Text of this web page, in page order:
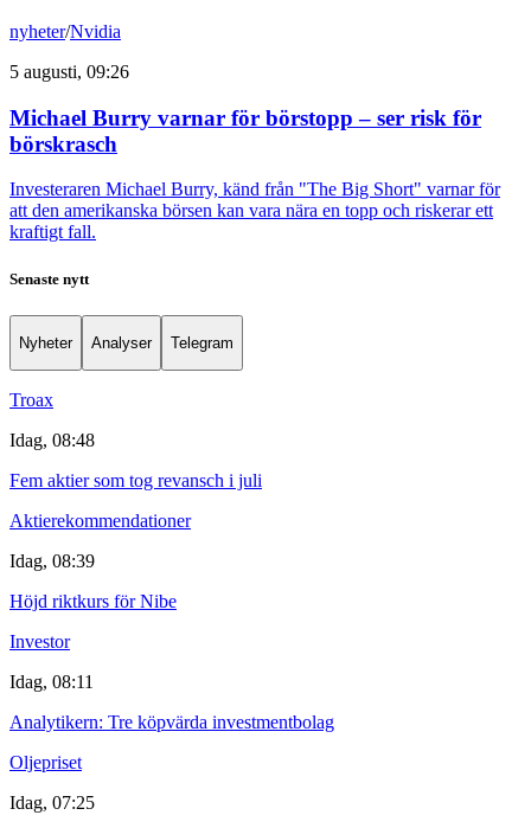
nyheter/Nvidia
5 augusti, 09:26
Michael Burry varnar för börstopp – ser risk för
börskrasch
Investeraren Michael Burry, känd från "The Big Short" varnar för
att den amerikanska börsen kan vara nära en topp och riskerar ett
kraftigt fall.
Senaste nytt
Nyheter Analyser Telegram
Troax
Idag, 08:48
Fem aktier som tog revansch i juli
Aktierekommendationer
Idag, 08:39
Höjd riktkurs för Nibe
Investor
Idag, 08:11
Analytikern: Tre köpvärda investmentbolag
Oljepriset
Idag, 07:25